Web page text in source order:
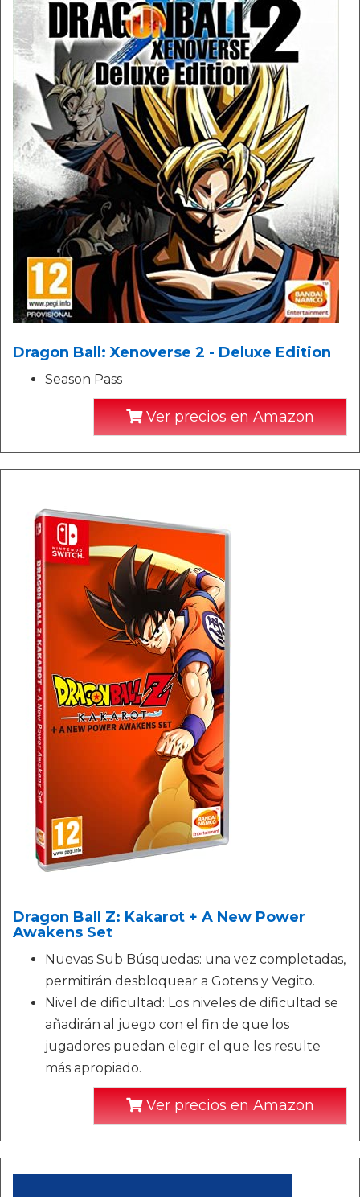
Dragon Ball: Xenoverse 2 - Deluxe Edition
Season Pass
Ver precios en Amazon
Dragon Ball Z: Kakarot + A New Power
Awakens Set
Nuevas Sub Búsquedas: una vez completadas,
permitirán desbloquear a Gotens y Vegito.
Nivel de dificultad: Los niveles de dificultad se
añadirán al juego con el fin de que los
jugadores puedan elegir el que les resulte
más apropiado.
Ver precios en Amazon